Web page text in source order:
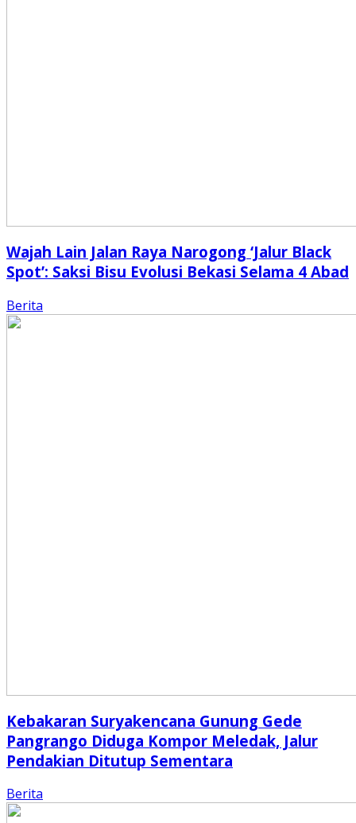
Wajah Lain Jalan Raya Narogong ‘Jalur Black
Spot’: Saksi Bisu Evolusi Bekasi Selama 4 Abad
Berita
Kebakaran Suryakencana Gunung Gede
Pangrango Diduga Kompor Meledak, Jalur
Pendakian Ditutup Sementara
Berita